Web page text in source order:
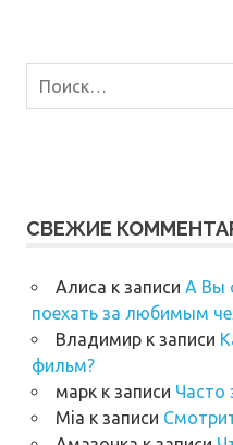
СВЕЖИЕ
Алиса к записи А Вы
поехать за любимым
Владимирк записи
фильм?
маркк записи Часто
Mia к записи